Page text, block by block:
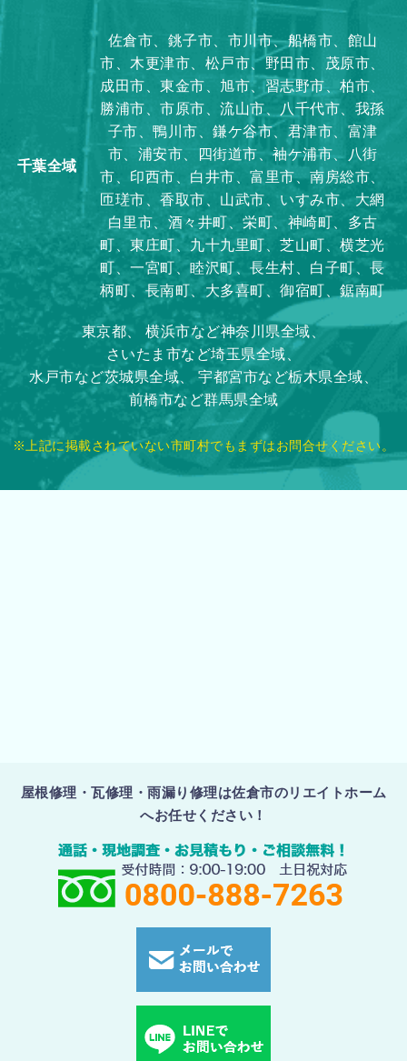
千葉全域
佐倉市、銚子市、市川市、船橋市、館山
市、木更津市、松戸市、野田市、茂原市、
成田市、東金市、旭市、習志野市、柏市、
勝浦市、市原市、流山市、八千代市、我孫
子市、鴨川市、鎌ケ谷市、君津市、富津
市、浦安市、四街道市、袖ケ浦市、八街
市、印西市、白井市、富里市、南房総市、
匝瑳市、香取市、山武市、いすみ市、大網
白里市、酒々井町、栄町、神崎町、多古
町、東庄町、九十九里町、芝山町、横芝光
町、一宮町、睦沢町、長生村、白子町、長
柄町、長南町、大多喜町、御宿町、鋸南町
東京都、
横浜市など神奈川県全域、
さいたま市など埼玉県全域、
水戸市など茨城県全域、
宇都宮市など栃木県全域、
前橋市など群馬県全域
※上記に掲載されていない市町村でもまずはお問合せください。
屋根修理・瓦修理・雨漏り修理は佐倉市のリエイトホーム
へお任せください！